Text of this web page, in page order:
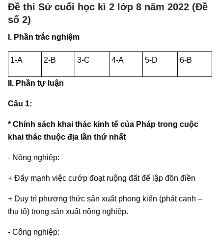
Đề thi Sử cuối học kì 2 lớp 8 năm 2022 (Đề
số 2)
I. Phần trắc nghiệm
1-A 2-B 3-C 4-A 5-D 6-B
II. Phần tự luận
Câu 1:
* Chính sách khai thác kinh tế của Pháp trong cuộc
khai thác thuộc địa lần thứ nhất
- Nông nghiệp:
+ Đẩy mạnh việc cướp đoạt ruộng đất để lập đồn điền
+ Duy trì phương thức sản xuất phong kiến (phát canh –
thu tô) trong sản xuất nông nghiệp.
- Công nghiệp: